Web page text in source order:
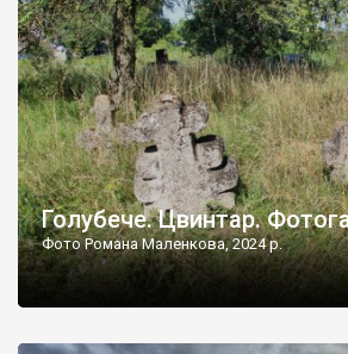
делікатес. На цвинтарі у Голубечому ціла
різноманітних форм хрестів. Село
Голубече. Цвинтар.
Фото Романа Маленкова, 2024 р.